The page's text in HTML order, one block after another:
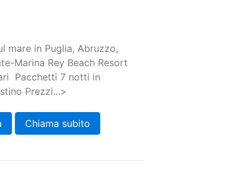
mare in Puglia, Abruzzo,
Marina Rey Beach Resort
Pacchetti 7 notti in
Prezzi...>
Chiama subito